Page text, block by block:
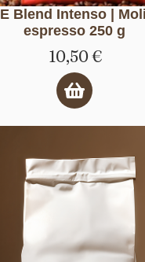
Blend Intenso |
espresso 250 g
10,50€